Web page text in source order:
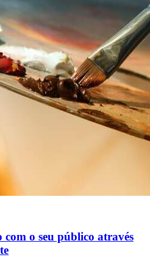
o seu público através